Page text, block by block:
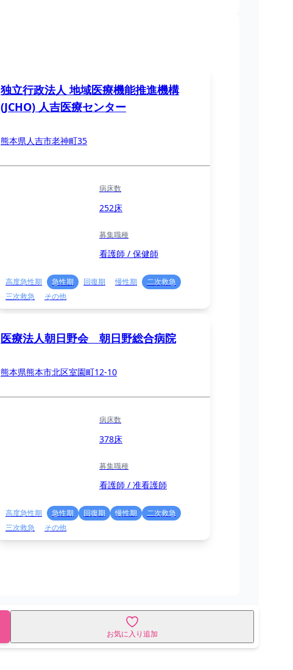
独立行政法人 地域医療機能推進機構
(JCHO) 人吉医療センター
熊本県人吉市老神町35
病床数
252床
募集職種
看護師 / 保健師
高度急性期 急性期 回復期 慢性期
二次救急
三次救急
その他
医療法人朝日野会 朝日野総合病院
熊本県熊本市北区室園町12-10
病床数
378床
募集職種
看護師 / 准看護師
高度急性期 急性期 回復期 慢性期
二次救急
三次救急
その他
お気に入り追加